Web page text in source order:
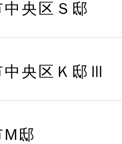
央区Ｓ邸
中央区Ｋ邸Ⅲ
邸